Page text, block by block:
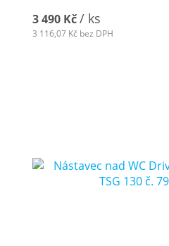
3 490 Kč/ ks
3 116,07 Kč bez DPH